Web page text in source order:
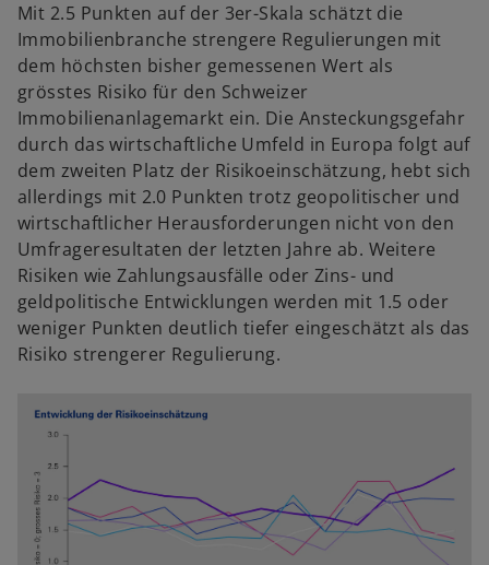
Mit 2.5 Punkten auf der 3er-Skala schätzt die
Immobilienbranche strengere Regulierungen mit
dem höchsten bisher gemessenen Wert als
grösstes Risiko für den Schweizer
Immobilienanlagemarkt ein. Die Ansteckungsgefahr
durch das wirtschaftliche Umfeld in Europa folgt auf
dem zweiten Platz der Risikoeinschätzung, hebt sich
allerdings mit 2.0 Punkten trotz geopolitischer und
wirtschaftlicher Herausforderungen nicht von den
Umfrageresultaten der letzten Jahre ab. Weitere
Risiken wie Zahlungsausfälle oder Zins- und
geldpolitische Entwicklungen werden mit 1.5 oder
weniger Punkten deutlich tiefer eingeschätzt als das
Risiko strengerer Regulierung.